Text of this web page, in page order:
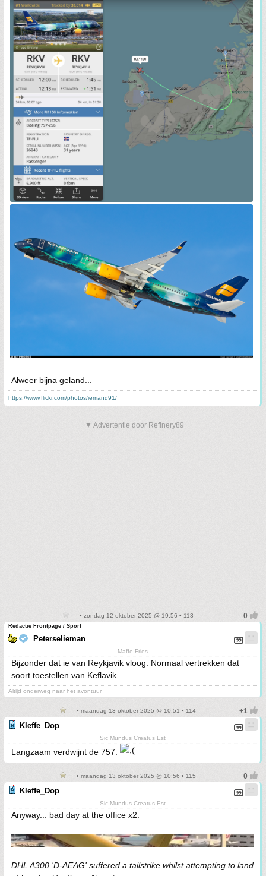
Alweer bijna geland...
https://www.flickr.com/photos/iemand91/
▼ Advertentie door Refinery89
• zondag 12 oktober 2025 @ 19:56 • 113
Redactie Frontpage / Sport
Peterselieman
Maffe Fries
Bijzonder dat ie van Reykjavik vloog. Normaal vertrekken dat
soort toestellen van Keflavik
Altijd onderweg naar het avontuur
• maandag 13 oktober 2025 @ 10:51 • 114
Kleffe_Dop
Sic Mundus Creatus Est
Langzaam verdwijnt de 757.
• maandag 13 oktober 2025 @ 10:56 • 115
Kleffe_Dop
Sic Mundus Creatus Est
Anyway... bad day at the office x2:
DHL A300 'D-AEAG' suffered a tailstrike whilst attempting to land